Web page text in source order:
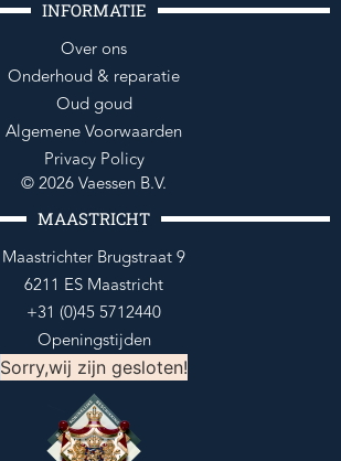
INFORMATIE
Over ons
Onderhoud & reparatie
Oud goud
Algemene Voorwaarden
Privacy Policy
© 2026 Vaessen B.V.
MAASTRICHT
Maastrichter Brugstraat 9
6211 ES Maastricht
+31 (0)45 5712440
Openingstijden
Sorry,wij zijn gesloten!